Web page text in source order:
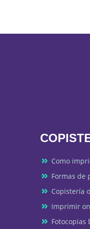
Como
Formas de
Copistería
Imprimir
Fotocopias